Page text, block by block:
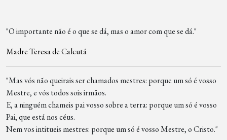
"O importante não é o que se dá, mas o amor com que se dá."
Madre Teresa de Calcutá
"Mas vós não queirais ser chamados mestres: porque um só é vosso
Mestre, e vós todos sois irmãos.
E, a ninguém chameis pai vosso sobre a terra: porque um só é vosso
Pai, que está nos céus.
Nem vos intitueis mestres: porque um só é vosso Mestre, o Cristo."